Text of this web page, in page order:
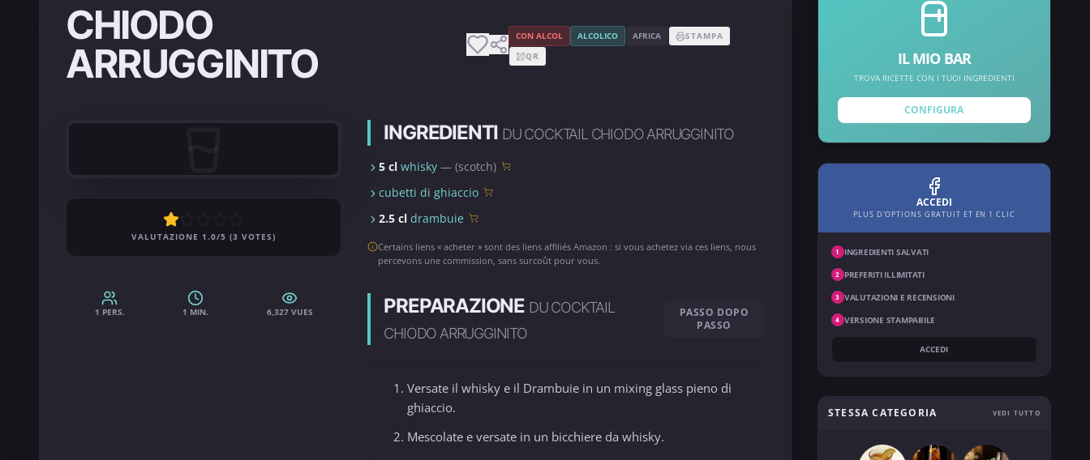
CHIODO
ARRUGGINITO
CON ALCOL ALCOLICO AFRICA
STAMPA
QR
VALUTAZIONE 1.0/5 (3 VOTES)
1 PERS. 1 MIN. 6,327 VUES
INGREDIENTI DU COCKTAIL CHIODO ARRUGGINITO
5 clwhisky — (scotch)
cubetti di ghiaccio
2.5 cldrambuie
Certains liens « acheter » sont des liens affiliés Amazon : si vous achetez via ces liens, nous
percevons une commission, sans surcoût pour vous.
PREPARAZIONE DU COCKTAIL
CHIODO ARRUGGINITO
PASSO DOPO
PASSO
Versate il whisky e il Drambuie in un mixing glass pieno di
ghiaccio.
Mescolate e versate in un bicchiere da whisky.
IL MIO BAR
TROVA RICETTE CON I TUOI INGREDIENTI
CONFIGURA
ACCEDI
PLUS D'OPTIONS GRATUIT ET EN 1 CLIC
1 INGREDIENTI SALVATI
2 PREFERITI ILLIMITATI
3 VALUTAZIONI E RECENSIONI
4 VERSIONE STAMPABILE
ACCEDI
STESSA CATEGORIA VEDI TUTTO